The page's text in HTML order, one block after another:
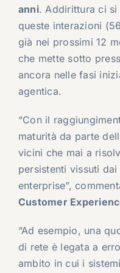
anni. Addirittura ci
queste interazioni
già nei prossimi 12
che mette sotto
ancora nelle fasi
agentica.
“Con il
maturità da parte
vicini che mai a
persistenti vissuti
enterprise”,
Customer
“Ad esempio, una
di rete è legata a
ambito in cui i